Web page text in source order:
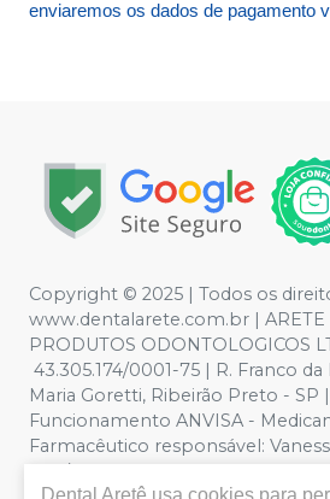
enviaremos os dados de pagamento
Copyright © 2025 | Todos os
www.dentalarete.com.br | ARETE
PRODUTOS ODONTOLOGICOS
43.305.174/0001-75 | R. Franco
Maria Goretti, Ribeirão Preto - SP
Funcionamento ANVISA -
Farmacêutico responsável:
CRF/SP nº 52627 | Política de
Dental Aretê usa cookies para